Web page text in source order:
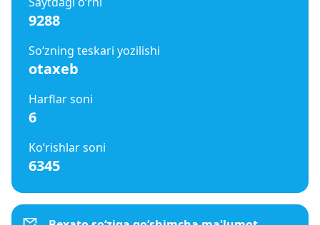
9288
So‘zning teskari yozilishi
otaxeb
Harflar soni
6
Ko‘rishlar soni
6345